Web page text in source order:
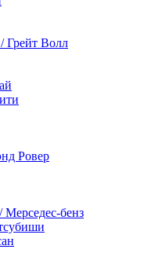
Грейт Волл
Ровер
Мерседес-бенз